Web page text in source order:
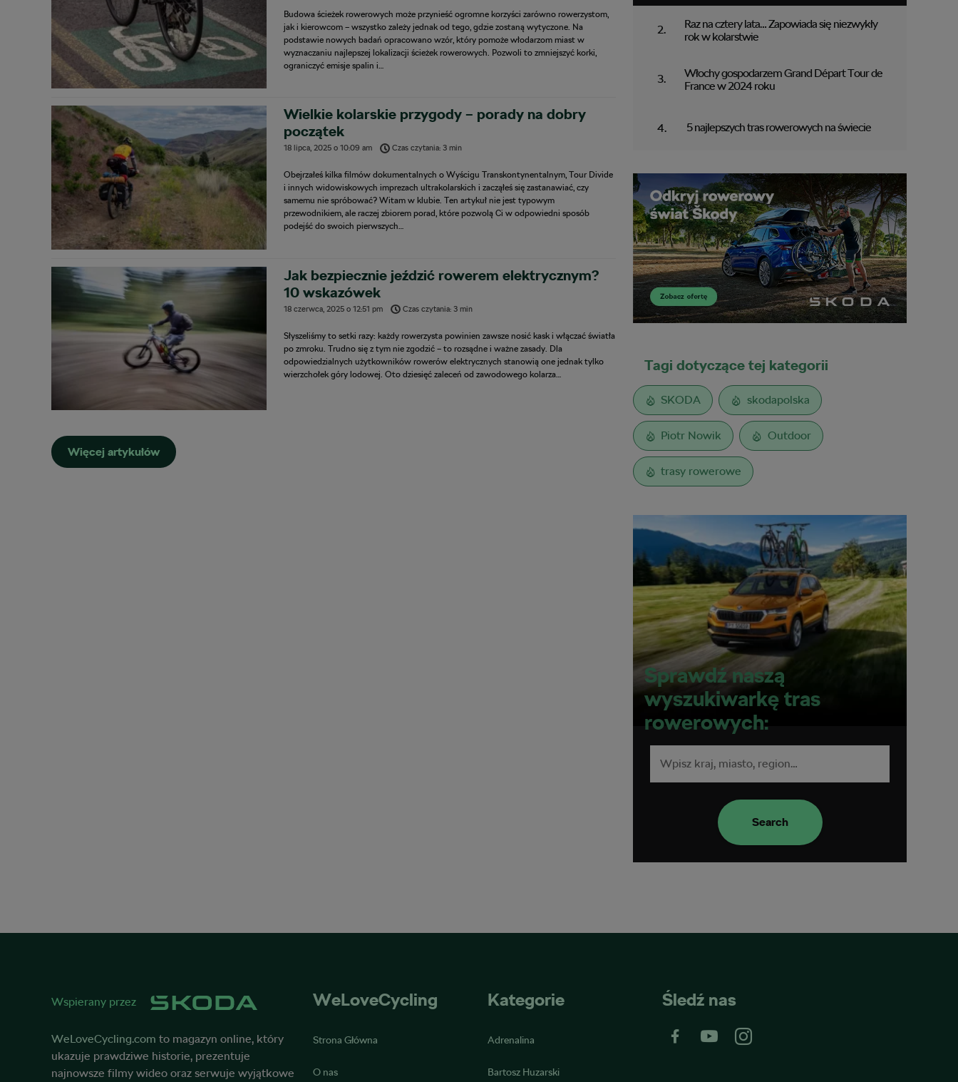
Budowa ścieżek rowerowych może przynieść ogromne korzyści zarówno rowerzystom,
jak i kierowcom – wszystko zależy jednak od tego, gdzie zostaną wytyczone. Na
podstawie nowych badań opracowano wzór, który pomoże włodarzom miast w
wyznaczaniu najlepszej lokalizacji ścieżek rowerowych. Pozwoli to zmniejszyć korki,
ograniczyć emisje spalin i…
Wielkie kolarskie przygody – porady na dobry
początek
18 lipca, 2025 o10:09 am Czas czytania: 3 min
Obejrzałeś kilka filmów dokumentalnych o Wyścigu Transkontynentalnym, Tour Divide
i innych widowiskowych imprezach ultrakolarskich i zacząłeś się zastanawiać, czy
samemu nie spróbować? Witam w klubie. Ten artykuł nie jest typowym
przewodnikiem, ale raczej zbiorem porad, które pozwolą Ci w odpowiedni sposób
podejść do swoich pierwszych…
Jak bezpiecznie jeździć rowerem elektrycznym?
10 wskazówek
18 czerwca, 2025 o12:51 pm Czas czytania: 3 min
Słyszeliśmy to setki razy: każdy rowerzysta powinien zawsze nosić kask i włączać światła
po zmroku. Trudno się z tym nie zgodzić – to rozsądne i ważne zasady. Dla
odpowiedzialnych użytkowników rowerów elektrycznych stanowią one jednak tylko
wierzchołek góry lodowej. Oto dziesięć zaleceń od zawodowego kolarza…
Więcej artykułów
Raz na cztery lata… Zapowiada się niezwykły
rok w kolarstwie
Włochy gospodarzem Grand Départ Tour de
France w 2024 roku
5 najlepszych tras rowerowych na świecie
Tagi dotyczące tej kategorii
SKODA skodapolska
Piotr Nowik Outdoor
trasy rowerowe
Sprawdź naszą
wyszukiwarkę tras
rowerowych:
Search
Wspierany przez
WeLoveCycling.com to magazyn online, który
ukazuje prawdziwe historie, prezentuje
najnowsze filmy wideo oraz serwuje wyjątkowe
WeLoveCycling
Strona Główna
O nas
Kategorie
Adrenalina
Bartosz Huzarski
Śledź nas